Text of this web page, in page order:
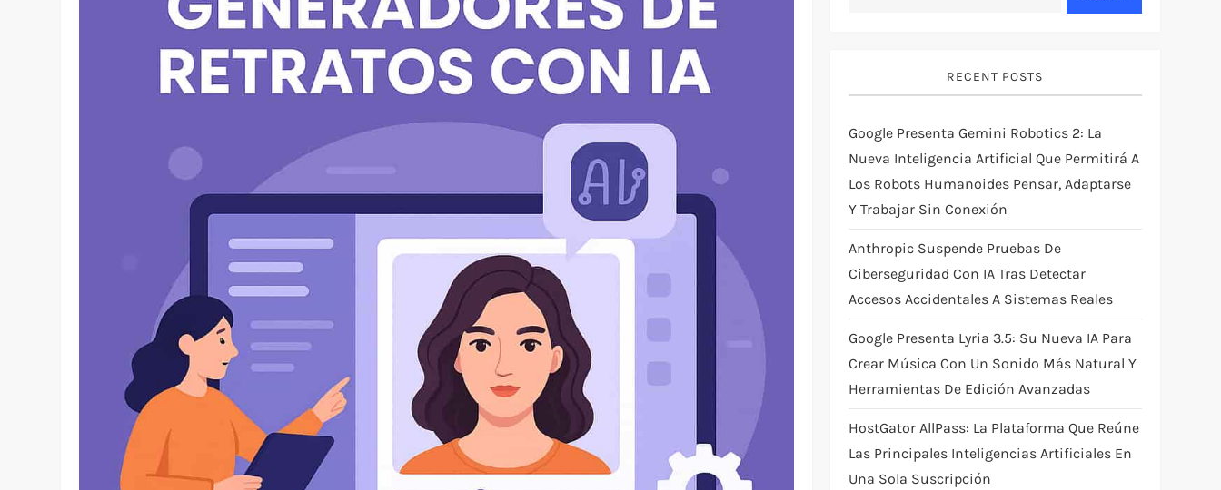
RECENT POSTS
Google Presenta Gemini Robotics 2: La
Nueva Inteligencia Artificial Que Permitirá A
Los Robots Humanoides Pensar, Adaptarse
Y Trabajar Sin Conexión
Anthropic Suspende Pruebas De
Ciberseguridad Con IA Tras Detectar
Accesos Accidentales A Sistemas Reales
Google Presenta Lyria 3.5: Su Nueva IA Para
Crear Música Con Un Sonido Más Natural Y
Herramientas De Edición Avanzadas
HostGator AllPass: La Plataforma Que Reúne
Las Principales Inteligencias Artificiales En
Una Sola Suscripción